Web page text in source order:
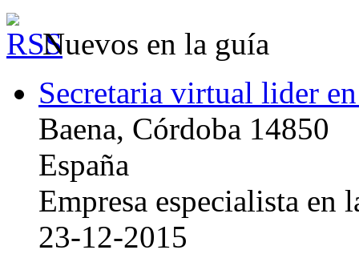
Nuevos en la guía
Secretaria virtual lider
Baena, Córdoba 14850
España
Empresa especialista en
23-12-2015